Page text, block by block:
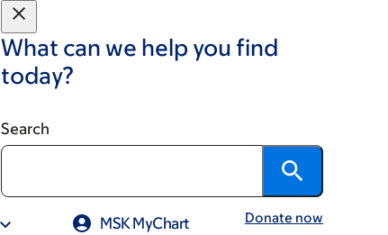
What can we help you find
today?
Search
MSK MyChart Donate now